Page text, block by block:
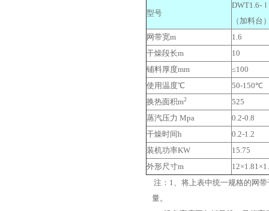
型号
DWT1.6-Ⅰ
（加料台
网带宽m
1.6
干燥段长m
10
铺料厚度mm
≤100
使用温度℃
50-150℃
换热面积m2
525
蒸汽压力 Mpa
0.2-0.8
干燥时间h
0.2-1.2
装机功率KW
15.75
外形尺寸m
注：1、将上表中统一规格的网
量。